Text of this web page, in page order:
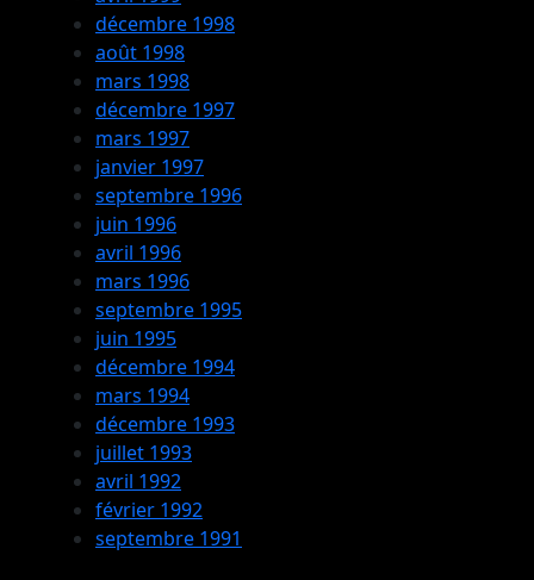
décembre 1998
août 1998
mars 1998
décembre 1997
mars 1997
janvier 1997
septembre 1996
juin 1996
avril 1996
mars 1996
septembre 1995
juin 1995
décembre 1994
mars 1994
décembre 1993
juillet 1993
avril 1992
février 1992
septembre 1991